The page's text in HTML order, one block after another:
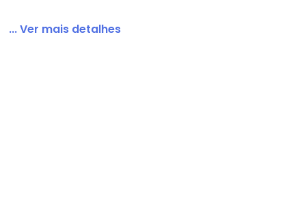
Crepe
... Ver mais detalhes